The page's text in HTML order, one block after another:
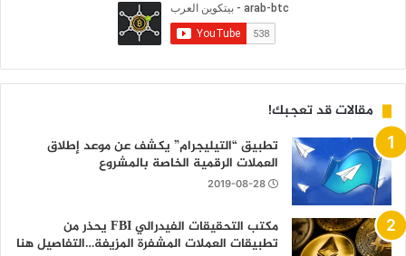
مقالات قد تعجبك!
تطبيق “التيليجرام” يكشف عن موعد إطلاق
العملات الرقمية الخاصة بالمشروع
2019-08-28
مكتب التحقيقات الفيدرالي FBI يحذر من
تطبيقات العملات المشفرة المزيفة…التفاصيل هنا